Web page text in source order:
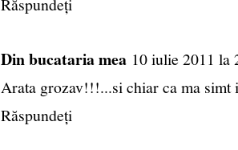
Din bucataria mea 10 iulie 2011 la
Arata grozav!!!...si chiar ca ma
Răspundeți